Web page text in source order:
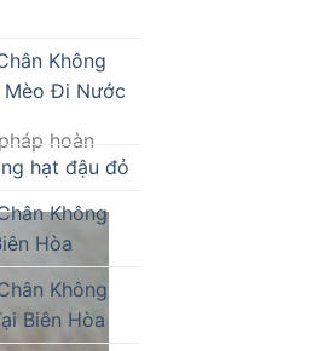
hoàn
Không
Mèo Đi Nước
hạt đậu đỏ
Không
Hòa
Không
Biên Hòa